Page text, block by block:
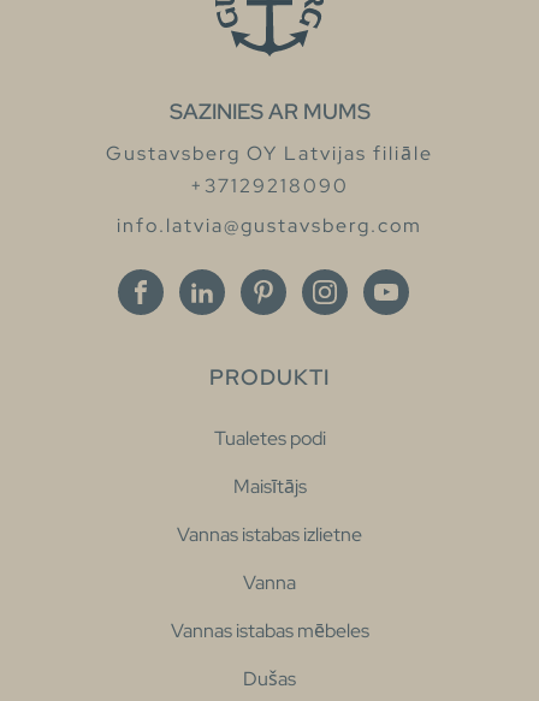
SAZINIES AR MUMS
Gustavsberg OY Latvijas filiāle
+37129218090
info.latvia@gustavsberg.com
PRODUKTI
Tualetes podi
Maisītājs
Vannas istabas izlietne
Vanna
Vannas istabas mēbeles
Dušas